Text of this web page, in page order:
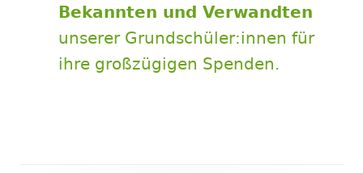
Bekannten und Verwandten
unserer Grundschüler:innen für
ihre großzügigen Spenden.